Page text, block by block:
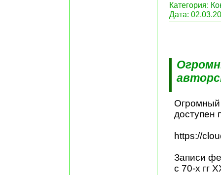
Категория:
Дата:
Огромный
доступен
https://
Записи
с 70-х гг